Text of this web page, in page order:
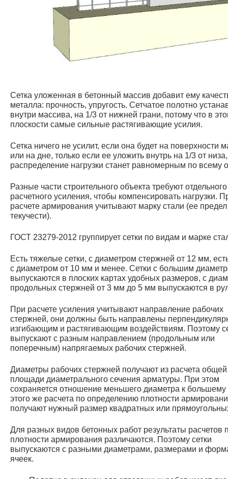
Сетка уложенная в бетонный массив добавит ему
металла: прочность, упругость. Сетчатое полотно
внутри массива, на 1/3 от нижней грани, потому что в
плоскости самые сильные растягивающие усилия.
Сетка ничего не усилит, если она будет на поверхности
или на дне, только если ее уложить внутрь на 1/3 от низа,
распределение нагрузки станет равномерным по всему
Разные части строительного объекта требуют отдельного
расчетного усиления, чтобы компенсировать нагрузки.
расчете армирования учитывают марку стали (ее предел
текучести).
ГОСТ 23279-2012 группирует сетки по видам и марке
Есть тяжелые сетки, с диаметром стержней от 12 мм,
с диаметром от 10 мм и менее. Сетки с большим
выпускаются в плоских картах удобных размеров, с
продольных стержней от 3 мм до 5 мм выпускаются в
При расчете усиления учитывают направление рабочих
стержней, они должны быть направлены
изгибающим и растягивающим воздействиям. Поэтому
выпускают с разным направлением (продольным или
поперечным) напрягаемых рабочих стержней.
Диаметры рабочих стержней получают из расчета общей
площади диаметрального сечения арматуры. При этом
сохраняется отношение меньшего диаметра к большему
этого же расчета по определению плотности
получают нужный размер квадратных или
Для разных видов бетонных работ результаты расчетов
плотности армирования различаются. Поэтому сетки
выпускаются с разными диаметрами, размерами и
ячеек.